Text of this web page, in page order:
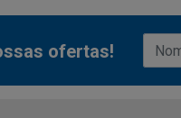
ofertas!